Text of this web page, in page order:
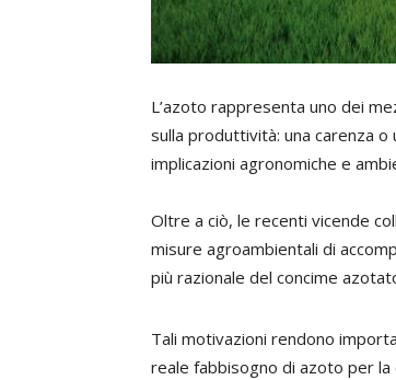
L’azoto rappresenta uno dei
sulla produttività: una carenza
implicazioni agronomiche e
Oltre a ciò, le recenti vicende
misure agroambientali di
più razionale del concime
Tali motivazioni rendono
reale fabbisogno di azoto per